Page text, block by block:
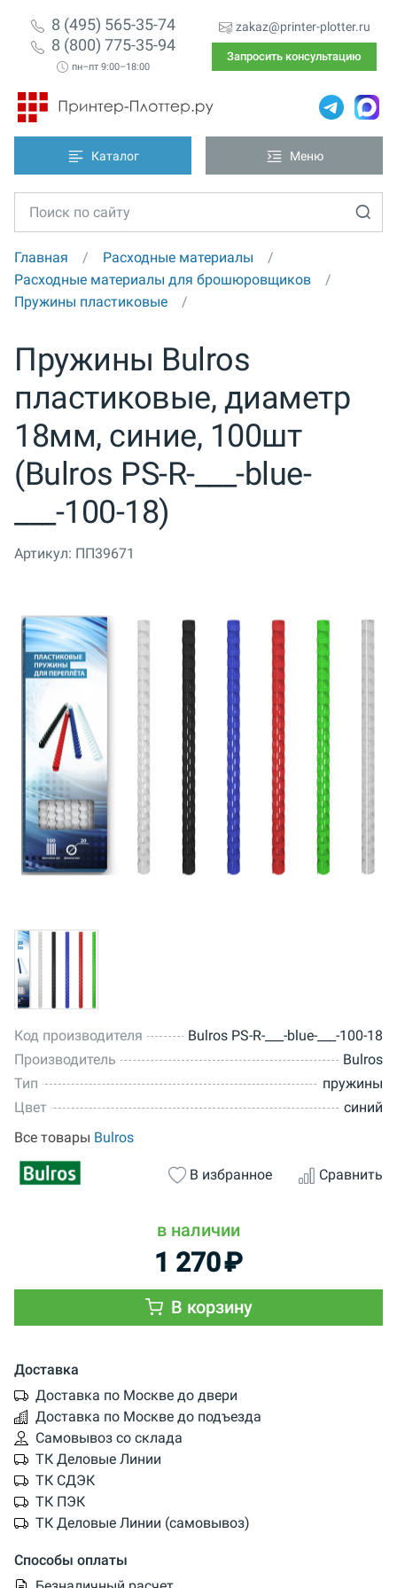
8 (495) 565-35-74
8 (800) 775-35-94
пн–пт 9:00–18:00
zakaz@printer-plotter.ru
Запросить консультацию
Каталог Меню
Главная
Расходные материалы
Расходные материалы для брошюровщиков
Пружины пластиковые
Пружины Bulros
пластиковые, диаметр
18мм, синие, 100шт
(Bulros PS-R-___-blue-
___-100-18)
Артикул: ПП39671
Код производителя
Bulros PS-R-___-blue-___-100-18
Производитель
Bulros
Тип
пружины
Цвет
синий
Все товары Bulros
В избранное Сравнить
в наличии
1 270₽
В корзину
Доставка
Доставка по Москве до двери
Доставка по Москве до подъезда
Самовывоз со склада
ТК Деловые Линии
ТК СДЭК
ТК ПЭК
ТК Деловые Линии (самовывоз)
Способы оплаты